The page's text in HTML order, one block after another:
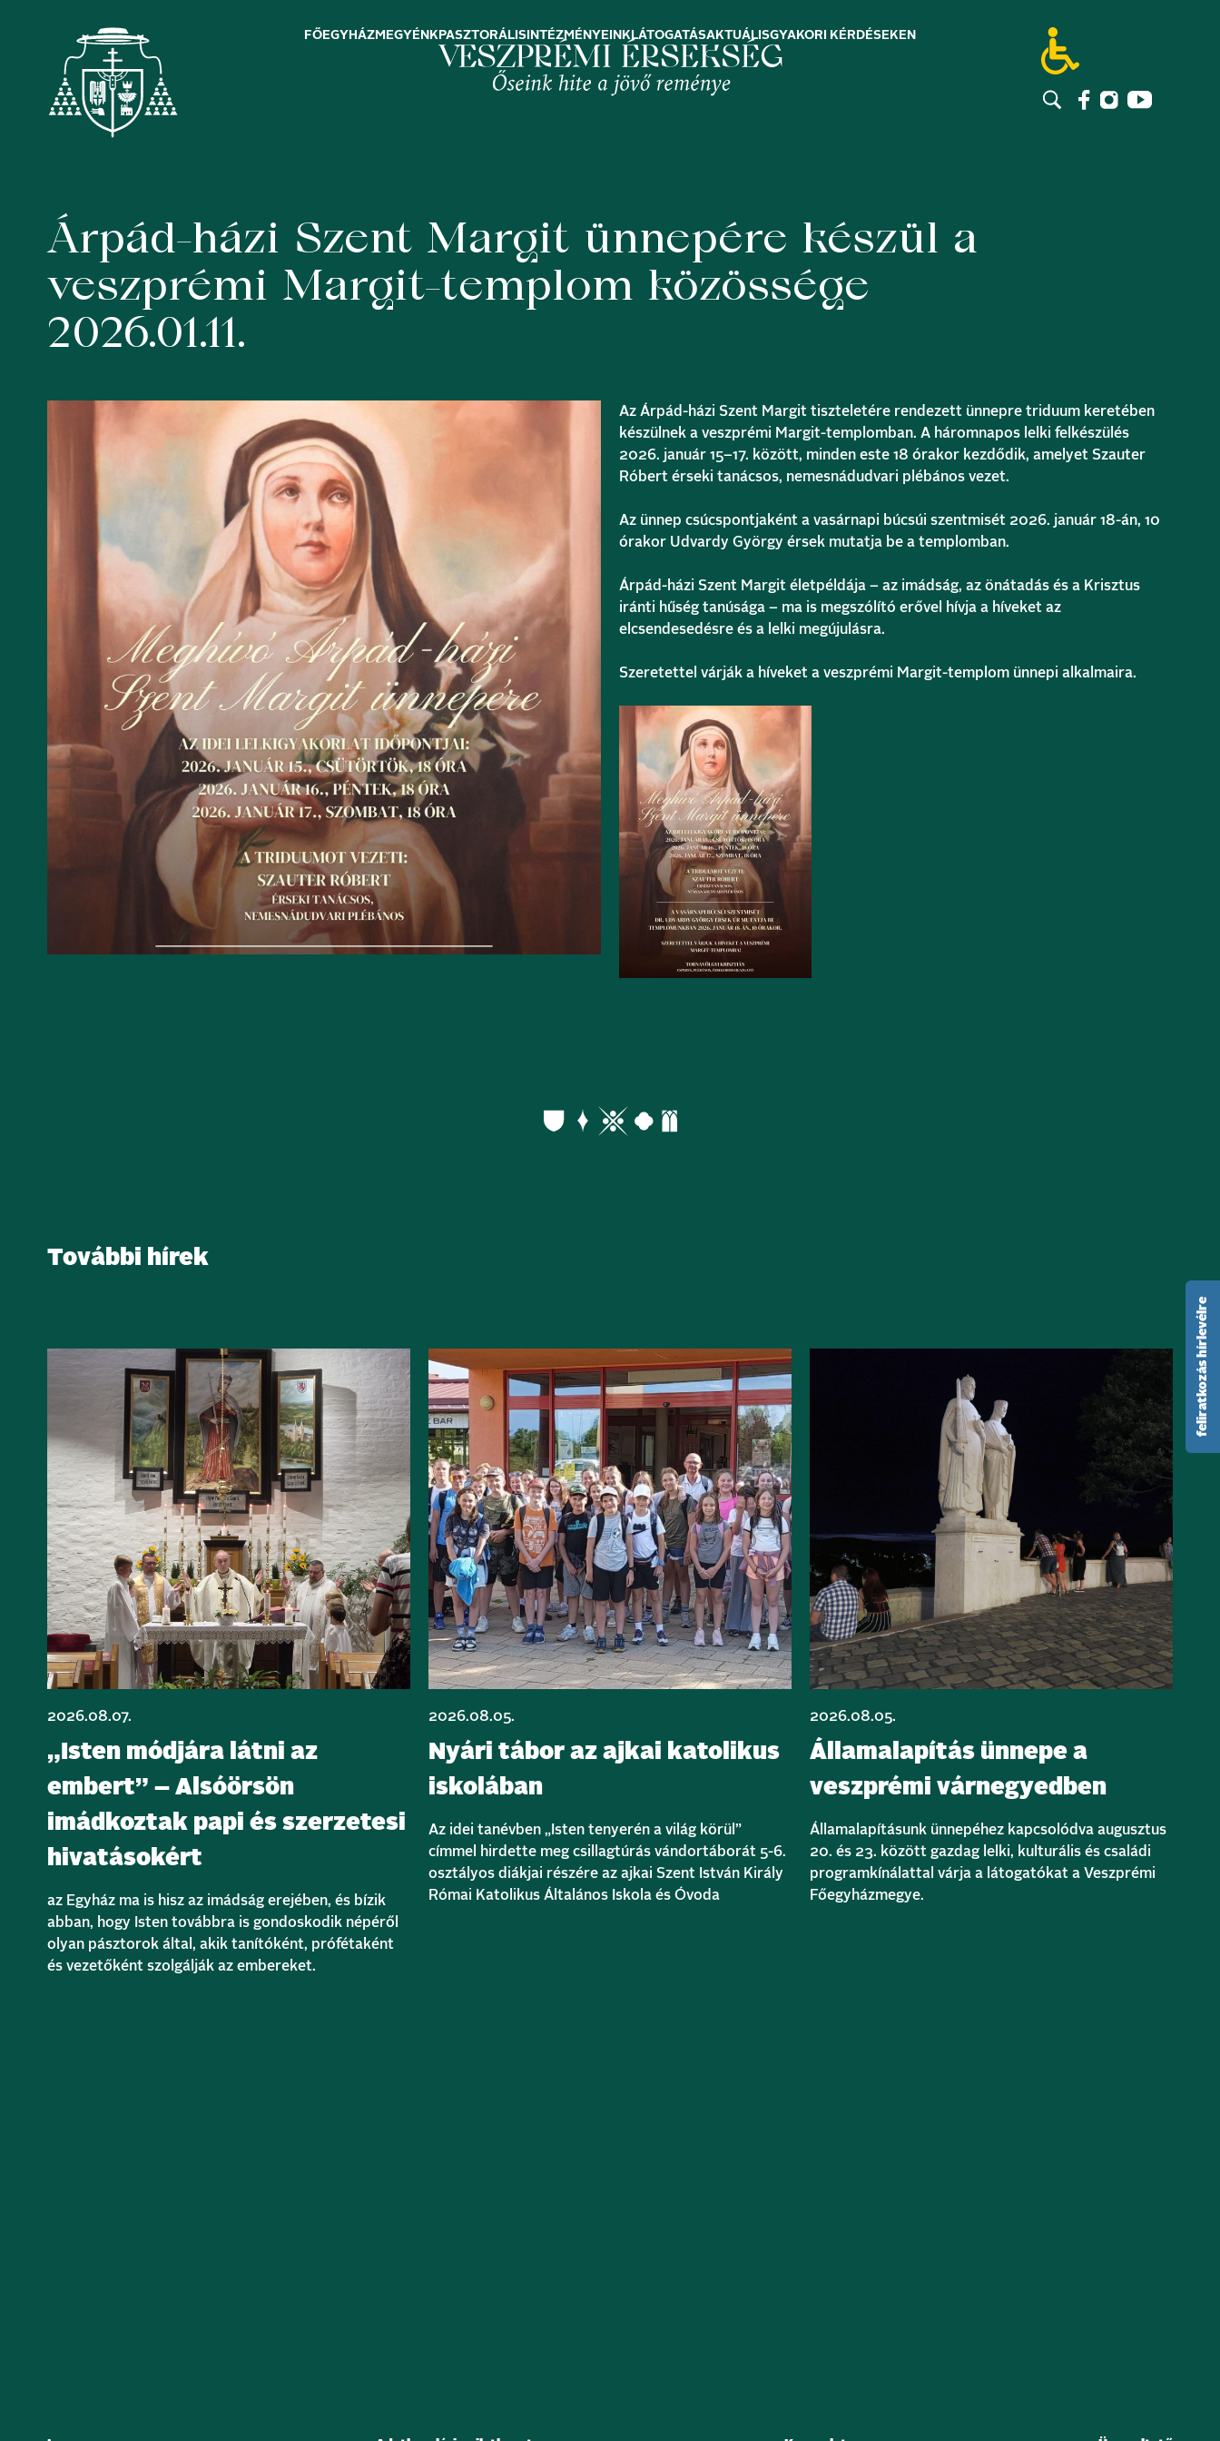
FŐEGYHÁZMEGYÉNK PASZTORÁLIS INTÉZMÉNYEINK LÁTOGATÁSAKTUÁLISGYAKORI KÉRDÉSEK EN
Árpád-házi Szent Margit ünnepére készül a
veszprémi Margit-templom közössége
2026.01.11.
Az Árpád-házi Szent Margit tiszteletére rendezett ünnepre triduum keretében
készülnek a veszprémi Margit-templomban. A háromnapos lelki felkészülés
2026. január 15–17. között, minden este 18 órakor kezdődik, amelyet Szauter
Róbert érseki tanácsos, nemesnádudvari plébános vezet.
Az ünnep csúcspontjaként a vasárnapi búcsúi szentmisét 2026. január 18-án, 10
órakor Udvardy György érsek mutatja be a templomban.
Árpád-házi Szent Margit életpéldája – az imádság, az önátadás és a Krisztus
iránti hűség tanúsága – ma is megszólító erővel hívja a híveket az
elcsendesedésre és a lelki megújulásra.
Szeretettel várják a híveket a veszprémi Margit-templom ünnepi alkalmaira.
További hírek
2026.08.07.
„Isten módjára látni az
embert” – Alsóörsön
imádkoztak papi és szerzetesi
hivatásokért
az Egyház ma is hisz az imádság erejében, és bízik
abban, hogy Isten továbbra is gondoskodik népéről
olyan pásztorok által, akik tanítóként, prófétaként
és vezetőként szolgálják az embereket.
2026.08.05.
Nyári tábor az ajkai katolikus
iskolában
Az idei tanévben „Isten tenyerén a világ körül”
címmel hirdette meg csillagtúrás vándortáborát 5-6.
osztályos diákjai részére az ajkai Szent István Király
Római Katolikus Általános Iskola és Óvoda
2026.08.05.
Államalapítás ünnepe a
veszprémi várnegyedben
Államalapításunk ünnepéhez kapcsolódva augusztus
20. és 23. között gazdag lelki, kulturális és családi
programkínálattal várja a látogatókat a Veszprémi
Főegyházmegye.
feliratkozás hírlevélre